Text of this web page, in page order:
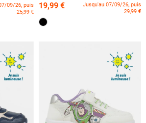
09/26, puis
25,99 €
19,99 €
Jusqu'au 07/09/26, puis
29,99 €